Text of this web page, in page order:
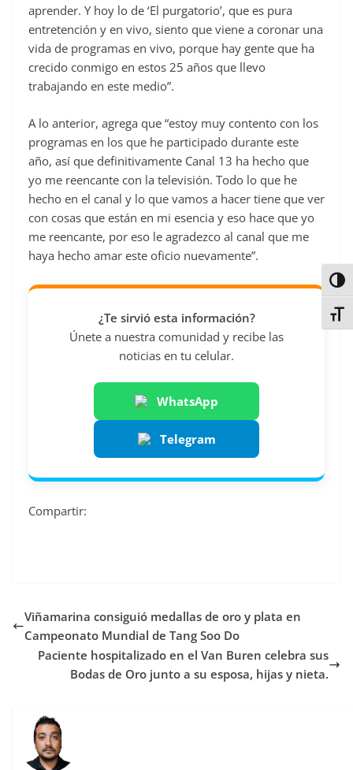
aprender. Y hoy lo de ‘El purgatorio’, que es pura
entretención y en vivo, siento que viene a coronar una
vida de programas en vivo, porque hay gente que ha
crecido conmigo en estos 25 años que llevo
trabajando en este medio”.
A lo anterior, agrega que “estoy muy contento con los
programas en los que he participado durante este
año, así que definitivamente Canal 13 ha hecho que
yo me reencante con la televisión. Todo lo que he
hecho en el canal y lo que vamos a hacer tiene que ver
con cosas que están en mi esencia y eso hace que yo
me reencante, por eso le agradezco al canal que me
haya hecho amar este oficio nuevamente”.
¿Te sirvió esta información?
Únete a nuestra comunidad y recibe las
noticias en tu celular.
WhatsApp
Telegram
Compartir:
Viñamarina consiguió medallas de oro y plata en
Campeonato Mundial de Tang Soo Do
Paciente hospitalizado en el Van Buren celebra sus
Bodas de Oro junto a su esposa, hijas y nieta.